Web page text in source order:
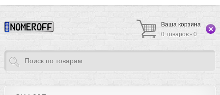
Ваша корзина
0 товаров - 0